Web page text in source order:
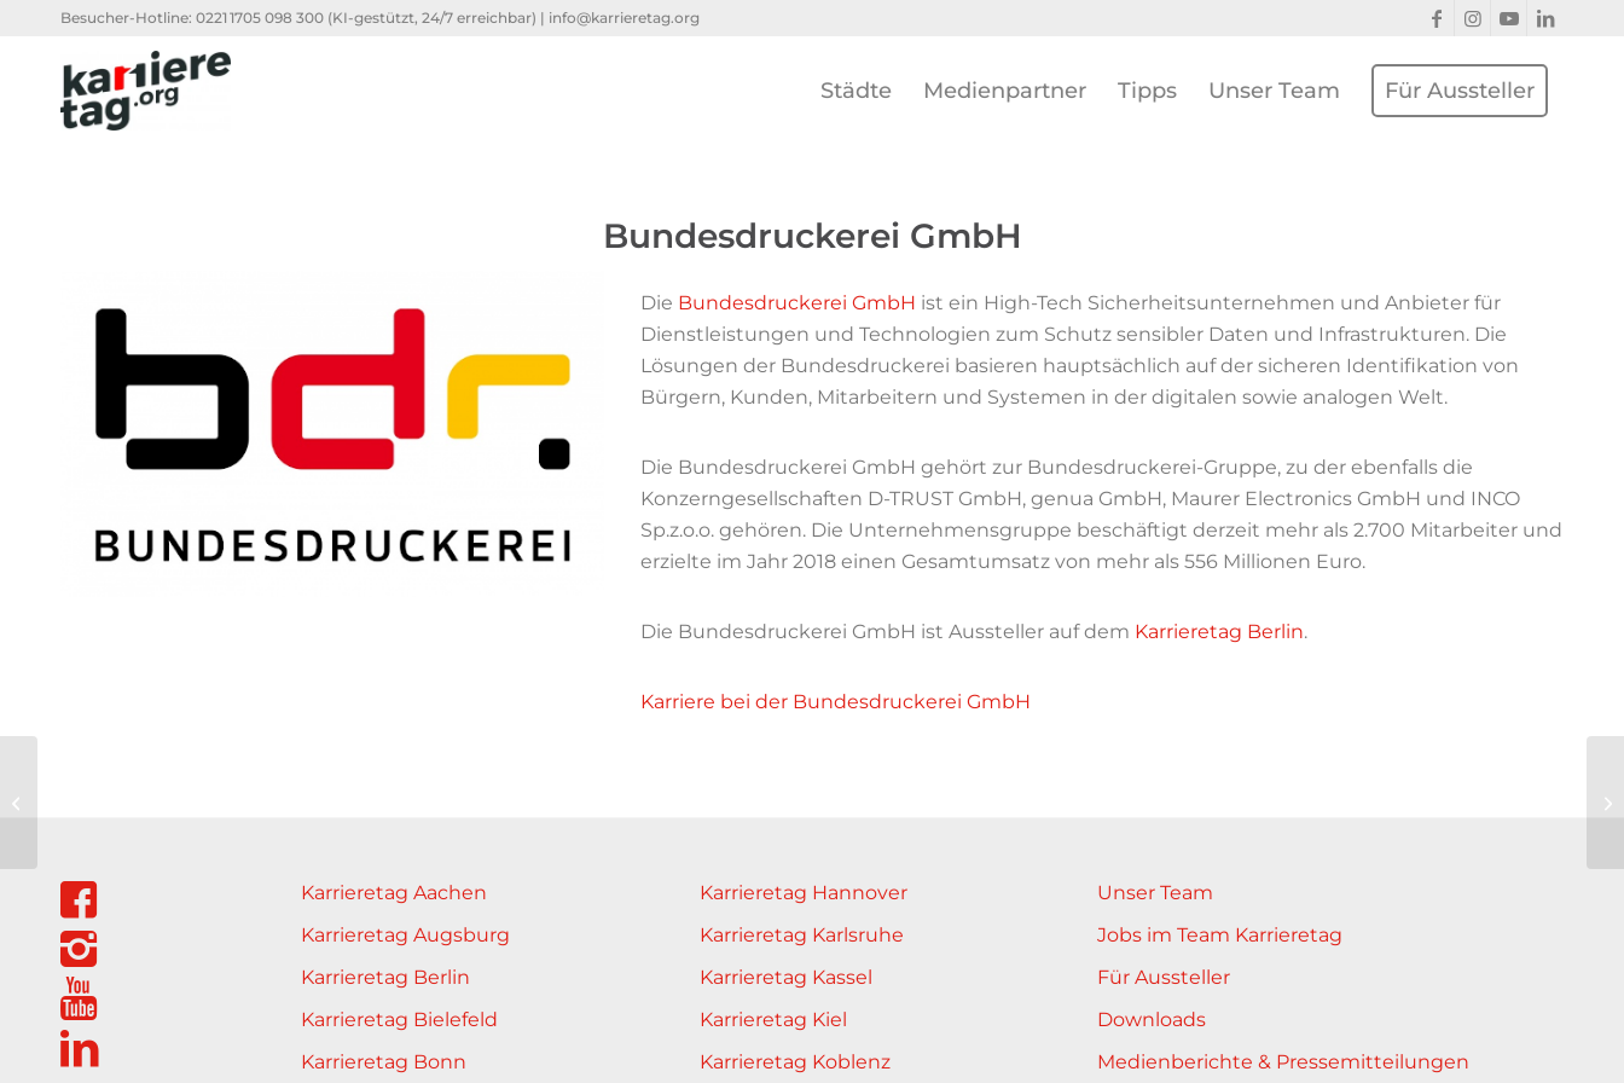
Besucher-Hotline: 0221 1705 098 300 (KI-gestützt, 24/7 erreichbar) | info@karrieretag.org
Städte Medienpartner Tipps Unser Team Für Aussteller
Bundesdruckerei GmbH
Die Bundesdruckerei GmbH ist ein High-Tech Sicherheitsunternehmen und Anbieter für
Dienstleistungen und Technologien zum Schutz sensibler Daten und Infrastrukturen. Die
Lösungen der Bundesdruckerei basieren hauptsächlich auf der sicheren Identifikation von
Bürgern, Kunden, Mitarbeitern und Systemen in der digitalen sowie analogen Welt.
Die Bundesdruckerei GmbH gehört zur Bundesdruckerei-Gruppe, zu der ebenfalls die
Konzerngesellschaften D-TRUST GmbH, genua GmbH, Maurer Electronics GmbH und INCO
Sp.z.o.o. gehören. Die Unternehmensgruppe beschäftigt derzeit mehr als 2.700 Mitarbeiter und
erzielte im Jahr 2018 einen Gesamtumsatz von mehr als 556 Millionen Euro.
Die Bundesdruckerei GmbH ist Aussteller auf dem Karrieretag Berlin.
Karriere bei der Bundesdruckerei GmbH
Karrieretag Aachen
Karrieretag Augsburg
Karrieretag Berlin
Karrieretag Bielefeld
Karrieretag Bonn
Karrieretag Hannover
Karrieretag Karlsruhe
Karrieretag Kassel
Karrieretag Kiel
Karrieretag Koblenz
Unser Team
Jobs im Team Karrieretag
Für Aussteller
Downloads
Medienberichte & Pressemitteilungen